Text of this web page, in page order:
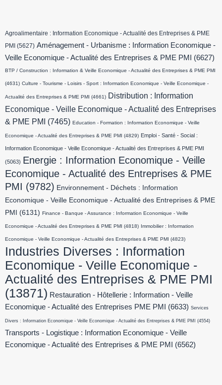
Agroalimentaire : Information Economique - Actualité des Entreprises & PME
PMI (5627) Aménagement - Urbanisme : Information Economique -
Veille Economique - Actualité des Entreprises & PME PMI
(6627)
BTP / Construction : Information & Veille Economique - Actualité des Entreprises & PME PMI
(4631) Culture - Tourisme - Loisirs - Sport : Information Economique - Veille Economique -
Actualité des Entreprises & PME PMI (4661) Distribution : Information
Economique - Veille Economique - Actualité des Entreprises
& PME PMI
(7465) Education - Formation : Information Economique - Veille
Economique - Actualité des Entreprises & PME PMI (4829) Emploi - Santé - Social :
Information Economique - Veille Economique - Actualité des Entreprises & PME PMI
(5063) Energie : Information Economique - Veille
Economique - Actualité des Entreprises & PME
PMI (9782) Environnement - Déchets : Information
Economique - Veille Economique - Actualité des Entreprises & PME
PMI
(6131) Finance - Banque - Assurance : Information Economique - Veille
Economique - Actualité des Entreprises & PME PMI (4818) Immobilier : Information
Economique - Veille Economique - Actualité des Entreprises & PME PMI (4823)
Industries Diverses : Information
Economique - Veille Economique -
Actualité des Entreprises & PME PMI
(13871) Restauration - Hôtellerie : Information - Veille
Economique - Actualité des Entreprises PME PMI
(6633) Services
Divers : Information Economique - Veille Economique - Actualité des Entreprises & PME PMI (4554)
Transports - Logistique : Information Economique - Veille
Economique - Actualité des Entreprises & PME PMI
(6562)